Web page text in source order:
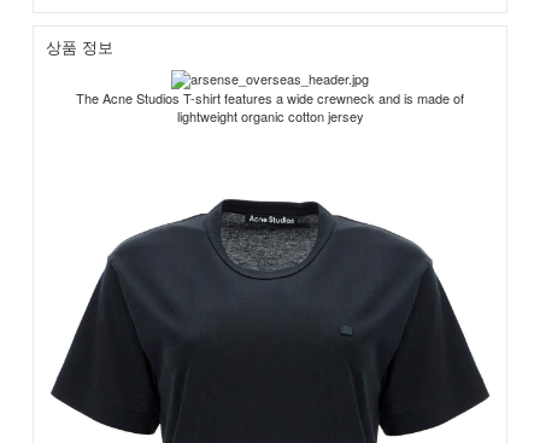
상품 정보
The Acne Studios T-shirt features a wide crewneck and is made of
lightweight organic cotton jersey